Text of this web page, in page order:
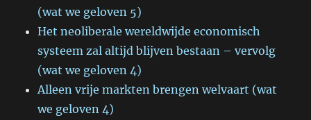
(wat we geloven 5)
Het neoliberale wereldwijde economisch
systeem zal altijd blijven bestaan – vervolg
(wat we geloven 4)
Alleen vrije markten brengen welvaart (wat
we geloven 4)